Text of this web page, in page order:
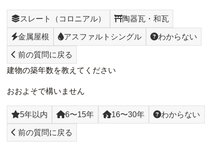
スレート（コロニアル） 陶器瓦・和瓦
金属屋根 アスファルトシングル わからない
前の質問に戻る
建物の築年数を教えてください
おおよそで構いません
5年以内 6〜15年 16〜30年 わからない
前の質問に戻る